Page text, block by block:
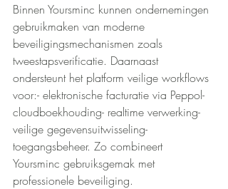
Binnen Yoursminc kunnen ondernemingen
gebruikmaken van moderne
beveiligingsmechanismen zoals
tweestapsverificatie. Daarnaast
ondersteunt het platform veilige workflows
voor:- elektronische facturatie via Peppol-
cloudboekhouding- realtime verwerking-
veilige gegevensuitwisseling-
toegangsbeheer. Zo combineert
Yoursminc gebruiksgemak met
professionele beveiliging.